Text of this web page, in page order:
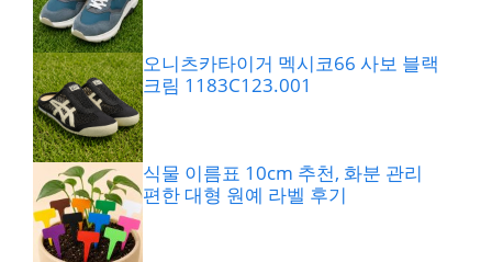
오니츠카타이거 멕시코66 사보 블랙
크림 1183C123.001
식물 이름표 10cm 추천, 화분 관리
편한 대형 원예 라벨 후기